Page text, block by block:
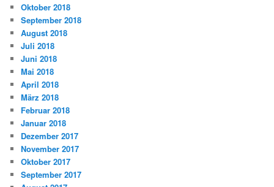
Oktober 2018
September 2018
August 2018
Juli 2018
Juni 2018
Mai 2018
April 2018
März 2018
Februar 2018
Januar 2018
Dezember 2017
November 2017
Oktober 2017
September 2017